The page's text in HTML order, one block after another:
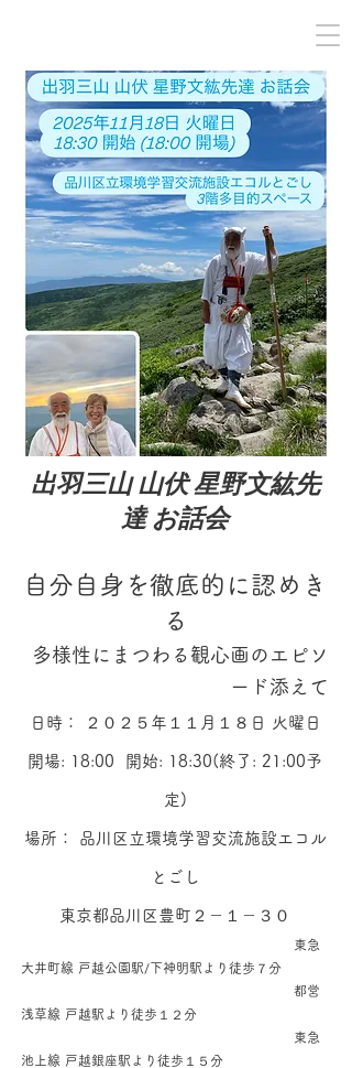
出羽三山 山伏 星野文紘先
達 お話会
自分自身を徹底的に認めき
る
多様性にまつわる観心画のエピソ
ード添えて
日時： ２０２５年１１月１８日 火曜日​
開場: 18:00 開始: 18:30(終了: 21:00予
定)
場所： 品川区立環境学習交流施設エコル
とごし
東京都品川区豊町２－１－３０
東急
大井町線 戸越公園駅/下神明駅より徒歩７分
都営
浅草線 戸越駅より徒歩１２分
東急
池上線 戸越銀座駅より徒歩１５分